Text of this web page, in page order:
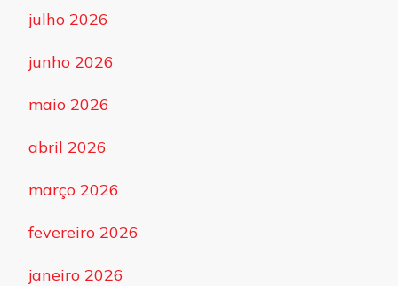
julho 2026
junho 2026
maio 2026
abril 2026
março 2026
fevereiro 2026
janeiro 2026